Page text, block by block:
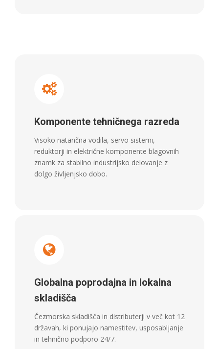
Komponente tehničnega razreda
Visoko natančna vodila, servo sistemi,
reduktorji in električne komponente blagovnih
znamk za stabilno industrijsko delovanje z
dolgo življenjsko dobo.
Globalna poprodajna in lokalna
skladišča
Čezmorska skladišča in distributerji v več kot 12
državah, ki ponujajo namestitev, usposabljanje
in tehnično podporo 24/7.